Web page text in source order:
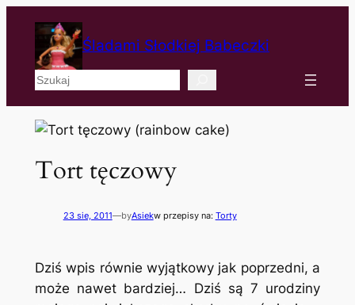
Śladami Słodkiej Babeczki
Szukaj
Tort tęczowy
23 sie, 2011—byAsiekw przepisy na: Torty
Dziś wpis równie wyjątkowy jak poprzedni, a
może nawet bardziej… Dziś są 7 urodziny